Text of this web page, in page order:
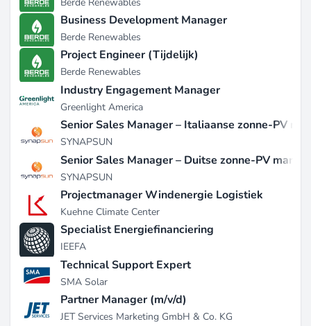
Business Development Manager
Berde Renewables
Project Engineer (Tijdelijk)
Berde Renewables
Industry Engagement Manager
Greenlight America
Senior Sales Manager – Italiaanse zonne-PV
SYNAPSUN
Senior Sales Manager – Duitse zonne-PV markt
SYNAPSUN
Projectmanager Windenergie Logistiek
Kuehne Climate Center
Specialist Energiefinanciering
IEEFA
Technical Support Expert
SMA Solar
Partner Manager (m/v/d)
JET Services Marketing GmbH & Co. KG